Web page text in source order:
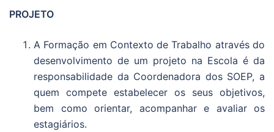
PROJETO
A Formação em Contexto de Trabalho através do
desenvolvimento de um projeto na Escola é da
responsabilidade da Coordenadora dos SOEP, a
quem compete estabelecer os seus objetivos,
bem como orientar, acompanhar e avaliar os
estagiários.